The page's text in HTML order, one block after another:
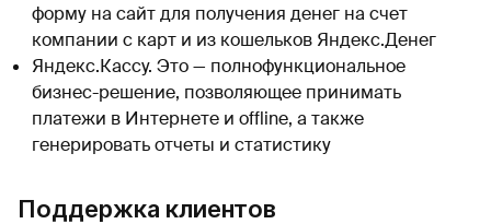
форму на сайт для получения денег на счет
компании с карт и из кошельков Яндекс.Денег
Яндекс.Кассу. Это — полнофункциональное
бизнес-решение, позволяющее принимать
платежи в Интернете и offline, а также
генерировать отчеты и статистику
Поддержка клиентов